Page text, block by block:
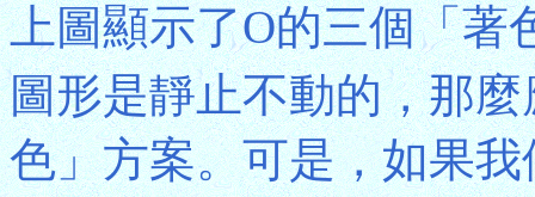
上圖顯示了O的三個「著
圖形是靜止不動的，那麼
色」方案。可是，如果